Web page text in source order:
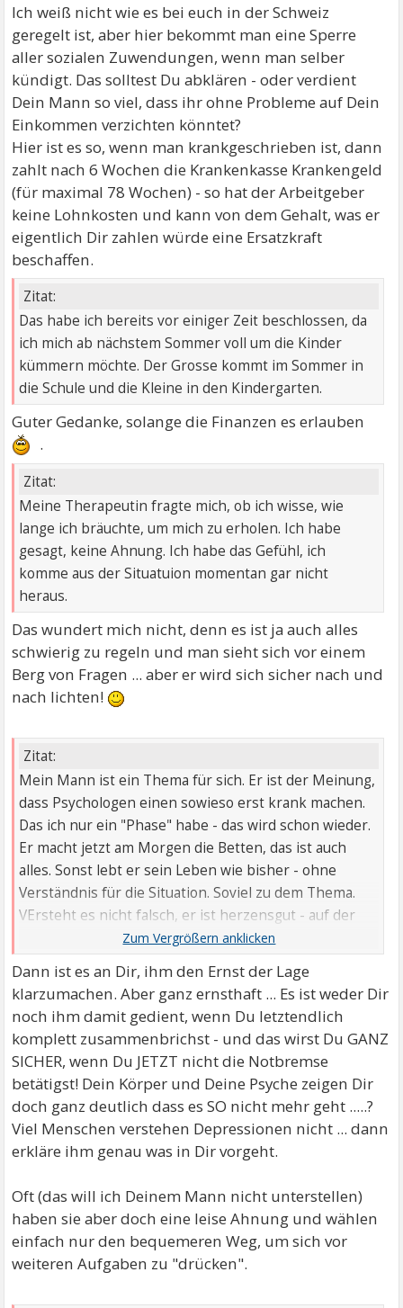
Ich weiß nicht wie es bei euch in der Schweiz
geregelt ist, aber hier bekommt man eine Sperre
aller sozialen Zuwendungen, wenn man selber
kündigt. Das solltest Du abklären - oder verdient
Dein Mann so viel, dass ihr ohne Probleme auf Dein
Einkommen verzichten könntet?
Hier ist es so, wenn man krankgeschrieben ist, dann
zahlt nach 6 Wochen die Krankenkasse Krankengeld
(für maximal 78 Wochen) - so hat der Arbeitgeber
keine Lohnkosten und kann von dem Gehalt, was er
eigentlich Dir zahlen würde eine Ersatzkraft
beschaffen.
Zitat:
Das habe ich bereits vor einiger Zeit beschlossen, da
ich mich ab nächstem Sommer voll um die Kinder
kümmern möchte. Der Grosse kommt im Sommer in
die Schule und die Kleine in den Kindergarten.
Guter Gedanke, solange die Finanzen es erlauben
.
Zitat:
Meine Therapeutin fragte mich, ob ich wisse, wie
lange ich bräuchte, um mich zu erholen. Ich habe
gesagt, keine Ahnung. Ich habe das Gefühl, ich
komme aus der Situatuion momentan gar nicht
heraus.
Das wundert mich nicht, denn es ist ja auch alles
schwierig zu regeln und man sieht sich vor einem
Berg von Fragen ... aber er wird sich sicher nach und
nach lichten!
Zitat:
Mein Mann ist ein Thema für sich. Er ist der Meinung,
dass Psychologen einen sowieso erst krank machen.
Das ich nur ein "Phase" habe - das wird schon wieder.
Er macht jetzt am Morgen die Betten, das ist auch
alles. Sonst lebt er sein Leben wie bisher - ohne
Verständnis für die Situation. Soviel zu dem Thema.
VErsteht es nicht falsch, er ist herzensgut - auf der
emotionalen Ebene allerdings absolut gefühlskalt.
Dann ist es an Dir, ihm den Ernst der Lage
klarzumachen. Aber ganz ernsthaft ... Es ist weder Dir
noch ihm damit gedient, wenn Du letztendlich
komplett zusammenbrichst - und das wirst Du GANZ
SICHER, wenn Du JETZT nicht die Notbremse
betätigst! Dein Körper und Deine Psyche zeigen Dir
doch ganz deutlich dass es SO nicht mehr geht .....?
Viel Menschen verstehen Depressionen nicht ... dann
erkläre ihm genau was in Dir vorgeht.
Oft (das will ich Deinem Mann nicht unterstellen)
haben sie aber doch eine leise Ahnung und wählen
einfach nur den bequemeren Weg, um sich vor
weiteren Aufgaben zu "drücken".